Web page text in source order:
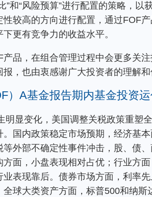
和“风险预算”进行配置的策略，
较高的方向进行配置，通过FOF产
更有竞争力的收益水平。
品，在组合管理过程中会更多关
，也由衷感谢广大投资者的理解和
）A基金报告期内基金投资
明显变化，美国调整关税政策重塑
国内政策稳定市场预期，经济基
外部不确定性事件冲击，股、债
面，小盘表现相对占优；行业方
表现靠后。债券市场方面，利率
球大类资产方面，标普500和纳